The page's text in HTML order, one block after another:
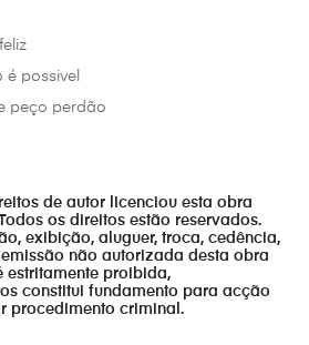
é possivel
peço perdão
de autor licenciou esta obra
os direitos estão reservados.
exibição, aluguer, troca, cedência,
não autorizada desta obra
estritamente proibida,
constitui fundamento para acção
procedimento criminal.